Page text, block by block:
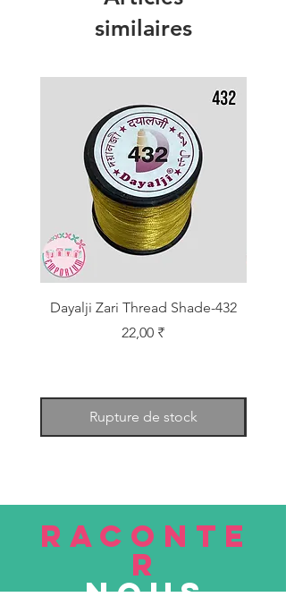
similaires
Dayalji Zari Thread Shade-432
Prix
22,00 ₹
Rupture de stock
RACONTE
R
nous